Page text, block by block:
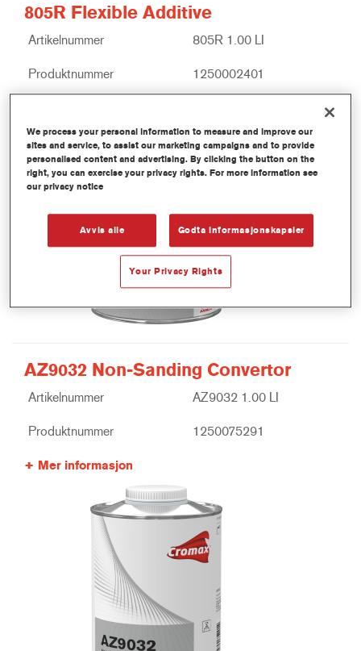
805R Flexible Additive
Artikelnummer 805R 1.00 LI
Produktnummer 1250002401
AZ9032 Non-Sanding Convertor
Artikelnummer AZ9032 1.00 LI
Produktnummer 1250075291
Mer informasjon
We process your personal information to measure and improve our
sites and service, to assist our marketing campaigns and to provide
personalised content and advertising. By clicking the button on the
right, you can exercise your privacy rights. For more information see
our privacy notice
Avvis alle Godta informasjonskapsler
Your Privacy Rights